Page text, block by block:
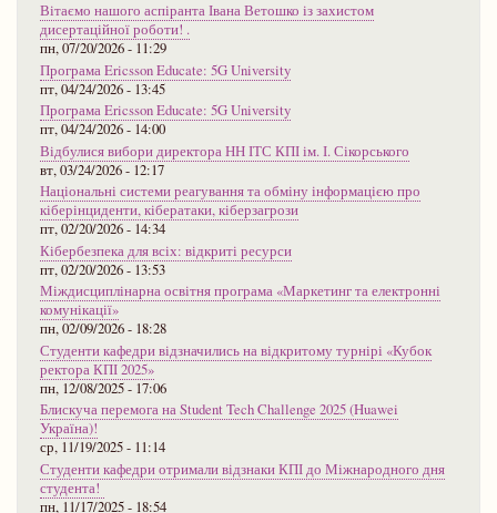
Вітаємо нашого аспіранта Івана Ветошко із захистом
дисертаційної роботи! .
пн, 07/20/2026 - 11:29
Програма Ericsson Educate: 5G University
пт, 04/24/2026 - 13:45
Програма Ericsson Educate: 5G University
пт, 04/24/2026 - 14:00
Відбулися вибори директора НН ІТС КПІ ім. І. Сікорського
вт, 03/24/2026 - 12:17
Національні системи реагування та обміну інформацією про
кіберінциденти, кібератаки, кіберзагрози
пт, 02/20/2026 - 14:34
Кібербезпека для всіх: відкриті ресурси
пт, 02/20/2026 - 13:53
Міждисциплінарна освітня програма «Маркетинг та електронні
комунікації»
пн, 02/09/2026 - 18:28
Студенти кафедри відзначились на відкритому турнірі «Кубок
ректора КПІ 2025»
пн, 12/08/2025 - 17:06
Блискуча перемога на Student Tech Challenge 2025 (Huawei
Україна)!
ср, 11/19/2025 - 11:14
Студенти кафедри отримали відзнаки КПІ до Міжнародного дня
студента!
пн, 11/17/2025 - 18:54